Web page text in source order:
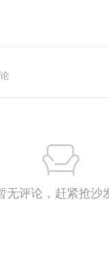
无评论，赶紧抢沙